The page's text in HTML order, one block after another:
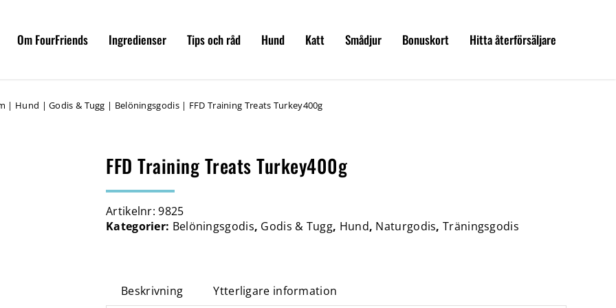
Om FourFriends Ingredienser Tips och råd Hund Katt Smådjur Bonuskort Hitta återförsäljare
| Hund |Godis & Tugg | Belöningsgodis| FFD Training Treats Turkey400g
FFD Training Treats Turkey400g
Artikelnr:9825
Kategorier: Belöningsgodis, Godis & Tugg, Hund, Naturgodis,Träningsgodis
Beskrivning Ytterligare information